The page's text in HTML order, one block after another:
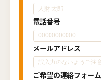
電話番号
メールアドレス
ご希望の連絡フォーム